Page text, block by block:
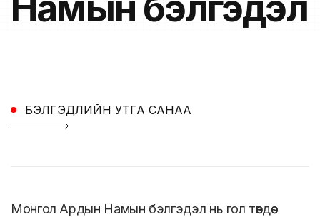
БЭЛГЭДЛИЙН УТГА САНАА
Монгол Ардын Намын бэлгэдэл нь гол төвдөө